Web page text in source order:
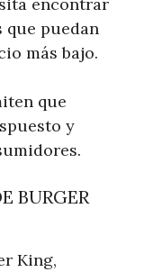
puedan
más bajo.
que
y
BURGER
King,